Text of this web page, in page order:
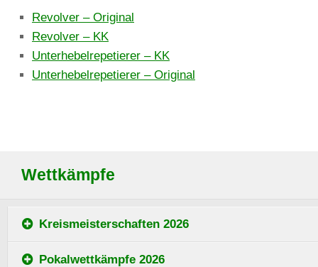
Revolver – Original
Revolver – KK
Unterhebelrepetierer – KK
Unterhebelrepetierer – Original
Wettkämpfe
Kreismeisterschaften 2026
Pokalwettkämpfe 2026